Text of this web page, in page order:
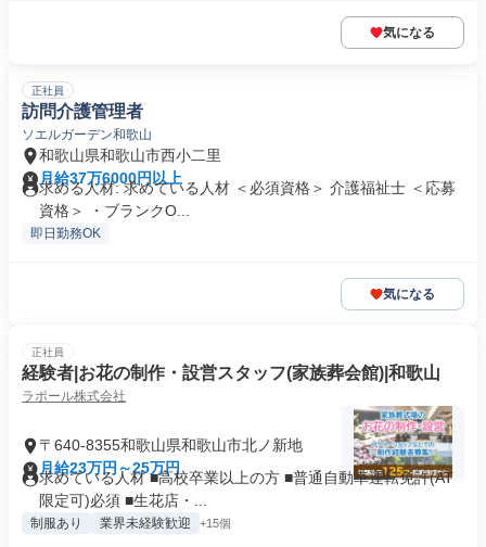
気になる
正社員
訪問介護管理者
ソエルガーデン和歌山
和歌山県和歌山市西小二里
月給37万6000円以上
求める人材: 求めている人材 ＜必須資格＞ 介護福祉士 ＜応募
資格＞ ・ブランクO...
即日勤務OK
気になる
正社員
経験者|お花の制作・設営スタッフ(家族葬会館)|和歌山
ラポール株式会社
〒640-8355和歌山県和歌山市北ノ新地
月給23万円～25万円
求めている人材 ■高校卒業以上の方 ■普通自動車運転免許(AT
限定可)必須 ■生花店・...
制服あり 業界未経験歓迎 +15個